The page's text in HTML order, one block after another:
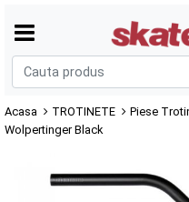
Acasa TROTINETE Piese
Wolpertinger Black